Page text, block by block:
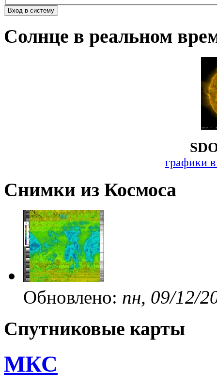
Солнце в реальном
графики
Снимки из Космоса
Обновлено: пн, 09/12/
Спутниковые карты
МКС